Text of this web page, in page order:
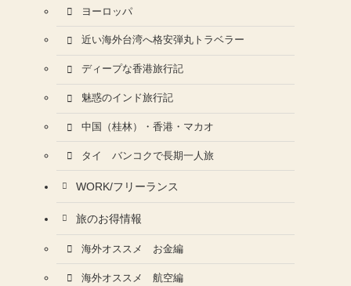
ヨーロッパ
近い海外台湾へ格安弾丸トラベラー
ディープな香港旅行記
魅惑のインド旅行記
中国（桂林）・香港・マカオ
タイ バンコクで長期一人旅
WORK/フリーランス
旅のお得情報
海外オススメ お金編
海外オススメ 航空編